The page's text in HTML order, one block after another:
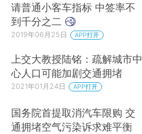
请普通小客车指标 中签率不
到千分之二
2019年06月25日 APP打开
上交大教授陆铭：疏解城市中
心人口可能加剧交通拥堵
2021年01月24日 APP打开
国务院首提取消汽车限购 交
通拥堵空气污染诉求难平衡